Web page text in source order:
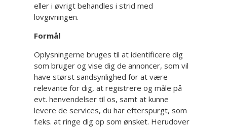
eller i øvrigt behandles i strid med
lovgivningen.
Formål
Oplysningerne bruges til at identificere dig
som bruger og vise dig de annoncer, som vil
have størst sandsynlighed for at være
relevante for dig, at registrere og måle på
evt. henvendelser til os, samt at kunne
levere de services, du har efterspurgt, som
f.eks. at ringe dig op som ønsket. Herudover